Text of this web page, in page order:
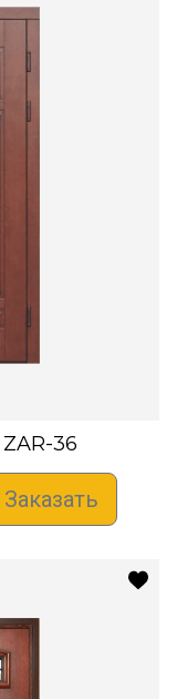
ZAR-36
Заказать